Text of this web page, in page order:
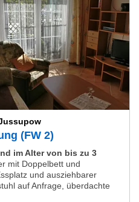
(FW 2)
im Alter von bis zu 3
mit Doppelbett und
und ausziehbarer
auf Anfrage, überdachte